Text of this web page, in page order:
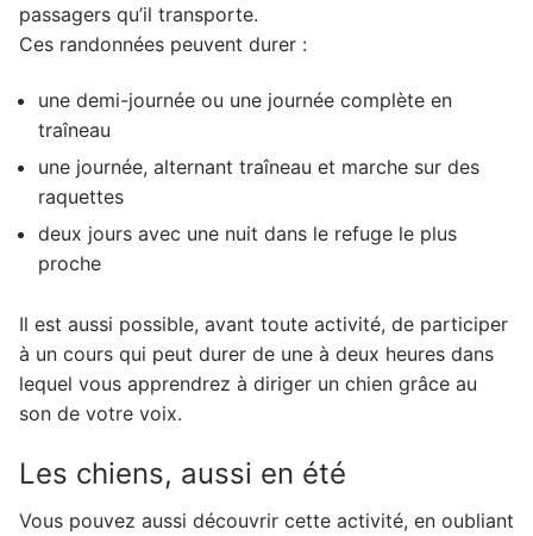
passagers qu’il transporte.
Ces randonnées peuvent durer :
une demi-journée ou une journée complète en
traîneau
une journée, alternant traîneau et marche sur des
raquettes
deux jours avec une nuit dans le refuge le plus
proche
Il est aussi possible, avant toute activité, de participer
à un cours qui peut durer de une à deux heures dans
lequel vous apprendrez à diriger un chien grâce au
son de votre voix.
Les chiens, aussi en été
Vous pouvez aussi découvrir cette activité, en oubliant